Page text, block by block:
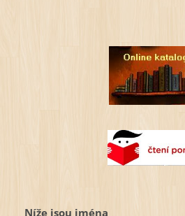
Níže jsou jména